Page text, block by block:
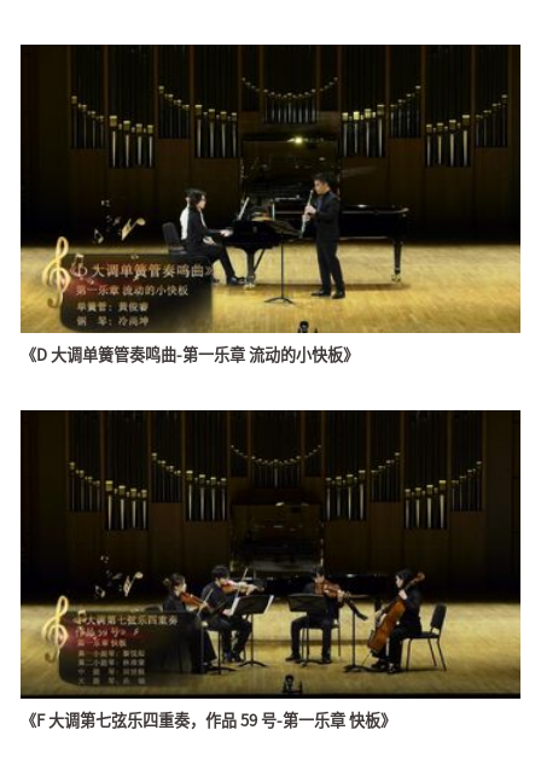
《D 大调单簧管奏鸣曲-第一乐章 流动的小快板》
《F 大调第七弦乐四重奏，作品 59 号-第一乐章 快板》